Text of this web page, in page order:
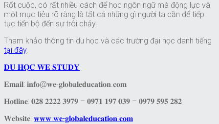
Rốt cuộc, có rất nhiều cách để học ngôn ngữ mà động lực và
một mục tiêu rõ ràng là tất cả những gì người ta cần để tiếp
tục tiến bộ đến sự trôi chảy.
Tham khảo thông tin du học và các trường đại học danh tiếng
tại đây.
𝐃𝐔 𝐇𝐎̣𝐂 𝐖𝐄 𝐒𝐓𝐔𝐃𝐘
𝐄𝐦𝐚𝐢𝐥: 𝐢𝐧𝐟𝐨@𝐰𝐞-𝐠𝐥𝐨𝐛𝐚𝐥𝐞𝐝𝐮𝐜𝐚𝐭𝐢𝐨𝐧.𝐜𝐨𝐦
𝐇𝐨𝐭𝐥𝐢𝐧𝐞: 𝟎𝟐𝟖 𝟐𝟐𝟐𝟐 𝟑𝟗𝟕𝟗 – 𝟎𝟗𝟕𝟏 𝟏𝟗𝟕 𝟎𝟑𝟗 – 𝟎𝟗𝟕𝟗 𝟓𝟗𝟓 𝟐𝟖𝟐
𝐖𝐞𝐛𝐬𝐢𝐭𝐞: 𝐰𝐰𝐰.𝐰𝐞-𝐠𝐥𝐨𝐛𝐚𝐥𝐞𝐝𝐮𝐜𝐚𝐭𝐢𝐨𝐧.𝐜𝐨𝐦